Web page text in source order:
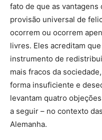
fato de que as vantagens
provisão universal de
ocorrem ou ocorrem
livres. Eles acreditam
instrumento de
mais fracos da
forma insuficiente e
levantam quatro
a seguir – no contexto
Alemanha.